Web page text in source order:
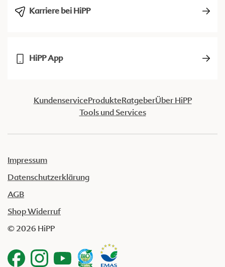
Karriere bei HiPP
HiPP App
KundenserviceProdukteRatgeberÜber HiPP
Tools und Services
Impressum
Datenschutzerklärung
AGB
Shop Widerruf
© 2026 HiPP